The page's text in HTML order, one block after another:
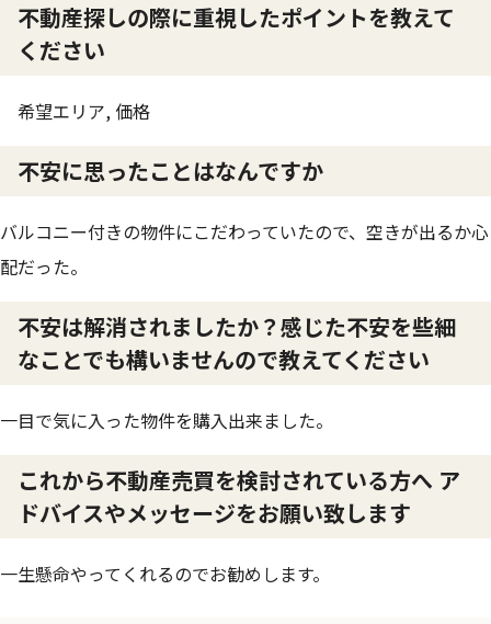
不動産探しの際に重視したポイントを教えて
ください
希望エリア, 価格
不安に思ったことはなんですか
バルコニー付きの物件にこだわっていたので、空きが出るか心
配だった。
不安は解消されましたか？感じた不安を些細
なことでも構いませんので教えてください
一目で気に入った物件を購入出来ました。
これから不動産売買を検討されている方へ ア
ドバイスやメッセージをお願い致します
一生懸命やってくれるのでお勧めします。